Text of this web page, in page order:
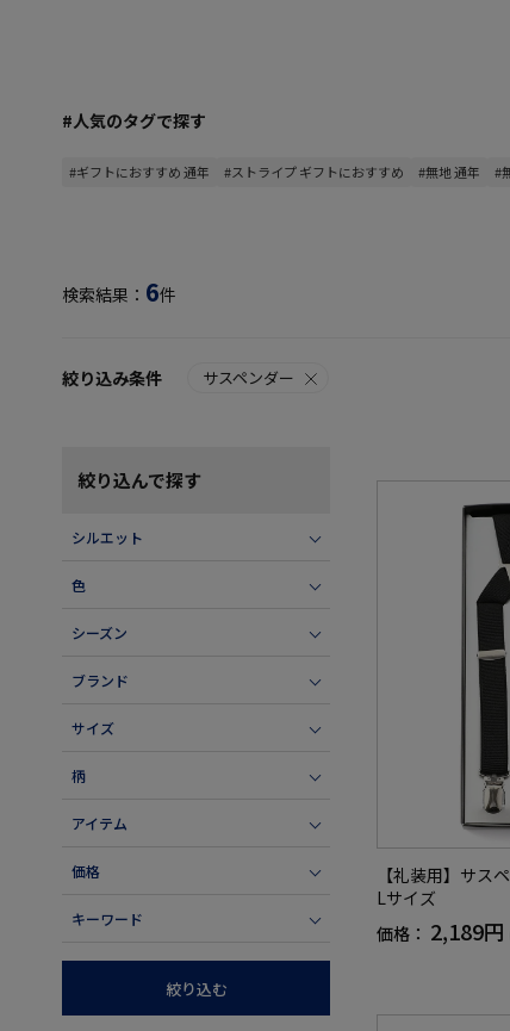
#人気のタグで探す
#ギフトにおすすめ 通年 #ストライプ ギフトにおすすめ #無地 通年 #
検索結果： 6件
絞り込み条件 サスペンダー
絞り込んで探す
シルエット
色
シーズン
ブランド
サイズ
柄
アイテム
価格
キーワード
絞り込む
【礼装用】サス
Lサイズ
価格： 2,189円